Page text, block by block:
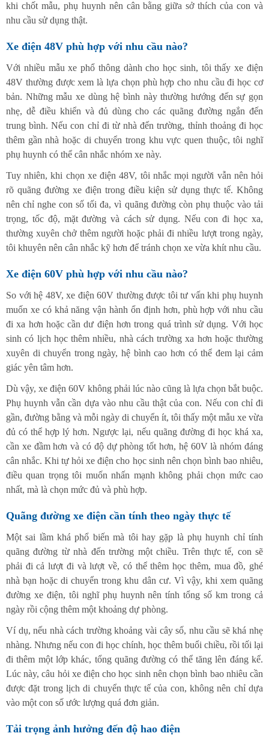
khi chốt mẫu, phụ huynh nên cân bằng giữa sở thích của con và
nhu cầu sử dụng thật.
Xe điện 48V phù hợp với nhu cầu nào?
Với nhiều mẫu xe phổ thông dành cho học sinh, tôi thấy xe điện
48V thường được xem là lựa chọn phù hợp cho nhu cầu đi học cơ
bản. Những mẫu xe dùng hệ bình này thường hướng đến sự gọn
nhẹ, dễ điều khiển và đủ dùng cho các quãng đường ngắn đến
trung bình. Nếu con chỉ đi từ nhà đến trường, thỉnh thoảng đi học
thêm gần nhà hoặc di chuyển trong khu vực quen thuộc, tôi nghĩ
phụ huynh có thể cân nhắc nhóm xe này.
Tuy nhiên, khi chọn xe điện 48V, tôi nhắc mọi người vẫn nên hỏi
rõ quãng đường xe điện trong điều kiện sử dụng thực tế. Không
nên chỉ nghe con số tối đa, vì quãng đường còn phụ thuộc vào tải
trọng, tốc độ, mặt đường và cách sử dụng. Nếu con đi học xa,
thường xuyên chở thêm người hoặc phải đi nhiều lượt trong ngày,
tôi khuyên nên cân nhắc kỹ hơn để tránh chọn xe vừa khít nhu cầu.
Xe điện 60V phù hợp với nhu cầu nào?
So với hệ 48V, xe điện 60V thường được tôi tư vấn khi phụ huynh
muốn xe có khả năng vận hành ổn định hơn, phù hợp với nhu cầu
đi xa hơn hoặc cần dư điện hơn trong quá trình sử dụng. Với học
sinh có lịch học thêm nhiều, nhà cách trường xa hơn hoặc thường
xuyên di chuyển trong ngày, hệ bình cao hơn có thể đem lại cảm
giác yên tâm hơn.
Dù vậy, xe điện 60V không phải lúc nào cũng là lựa chọn bắt buộc.
Phụ huynh vẫn cần dựa vào nhu cầu thật của con. Nếu con chỉ đi
gần, đường bằng và mỗi ngày di chuyển ít, tôi thấy một mẫu xe vừa
đủ có thể hợp lý hơn. Ngược lại, nếu quãng đường đi học khá xa,
cần xe đầm hơn và có độ dự phòng tốt hơn, hệ 60V là nhóm đáng
cân nhắc. Khi tự hỏi xe điện cho học sinh nên chọn bình bao nhiêu,
điều quan trọng tôi muốn nhấn mạnh không phải chọn mức cao
nhất, mà là chọn mức đủ và phù hợp.
Quãng đường xe điện cần tính theo ngày thực tế
Một sai lầm khá phổ biến mà tôi hay gặp là phụ huynh chỉ tính
quãng đường từ nhà đến trường một chiều. Trên thực tế, con sẽ
phải đi cả lượt đi và lượt về, có thể thêm học thêm, mua đồ, ghé
nhà bạn hoặc di chuyển trong khu dân cư. Vì vậy, khi xem quãng
đường xe điện, tôi nghĩ phụ huynh nên tính tổng số km trong cả
ngày rồi cộng thêm một khoảng dự phòng.
Ví dụ, nếu nhà cách trường khoảng vài cây số, nhu cầu sẽ khá nhẹ
nhàng. Nhưng nếu con đi học chính, học thêm buổi chiều, rồi tối lại
đi thêm một lớp khác, tổng quãng đường có thể tăng lên đáng kể.
Lúc này, câu hỏi xe điện cho học sinh nên chọn bình bao nhiêu cần
được đặt trong lịch di chuyển thực tế của con, không nên chỉ dựa
vào một con số ước lượng quá đơn giản.
Tải trọng ảnh hưởng đến độ hao điện